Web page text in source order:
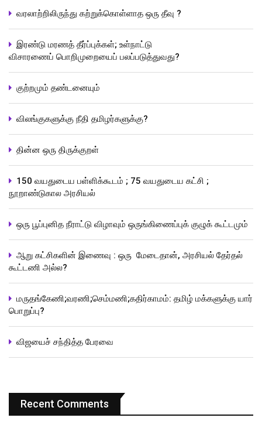
வரலாற்றிலிருந்து கற்றுக்கொள்ளாத ஒரு தீவு ?
இரண்டு மரணத் தீர்ப்புக்கள்; உள்நாட்டு
விசாரணைப் பொறிமுறையைப் பலப்படுத்துவது?
குற்றமும் தண்டனையும்
விலங்குகளுக்கு நீதி தமிழர்களுக்கு?
தின்ன ஒரு திருக்குறள்
150 வயதுடைய பள்ளிக்கூடம் ; 75 வயதுடைய கட்சி ;
நூறாண்டுகால அரசியல்
ஒரு பூப்புனித நீராட்டு விழாவும் ஒருங்கிணைப்புக் குழுக் கூட்டமும்
ஆறு கட்சிகளின் இணைவு : ஒரு மேடைதான், அரசியல் தேர்தல்
கூட்டணி அல்ல?
மருதங்கேணி;வரணி;செம்மணி;கதிர்காமம்: தமிழ் மக்களுக்கு யார்
பொறுப்பு?
விஜயைச் சந்தித்த பேரவை
Recent Comments